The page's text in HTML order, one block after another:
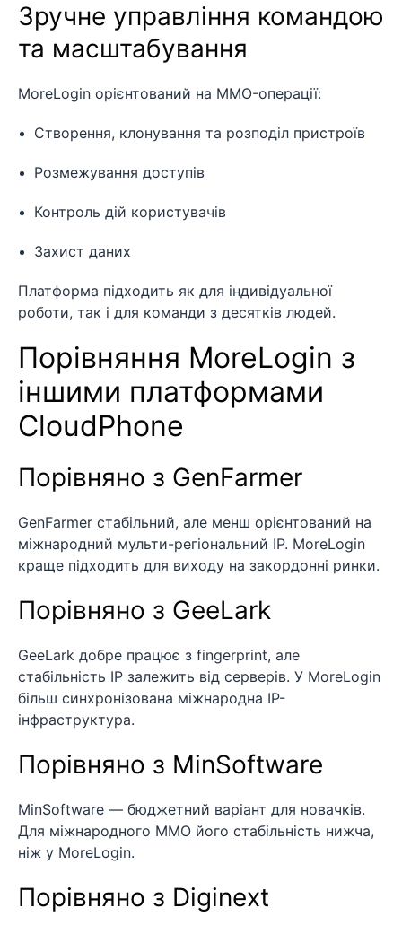
Зручне управління командою
та масштабування
MoreLogin орієнтований на MMO-операції:
Створення, клонування та розподіл пристроїв
Розмежування доступів
Контроль дій користувачів
Захист даних
Платформа підходить як для індивідуальної
роботи, так і для команди з десятків людей.
Порівняння MoreLogin з
іншими платформами
CloudPhone
Порівняно з GenFarmer
GenFarmer стабільний, але менш орієнтований на
міжнародний мульти-регіональний IP. MoreLogin
краще підходить для виходу на закордонні ринки.
Порівняно з GeeLark
GeeLark добре працює з fingerprint, але
стабільність IP залежить від серверів. У MoreLogin
більш синхронізована міжнародна IP-
інфраструктура.
Порівняно з MinSoftware
MinSoftware — бюджетний варіант для новачків.
Для міжнародного MMO його стабільність нижча,
ніж у MoreLogin.
Порівняно з Diginext